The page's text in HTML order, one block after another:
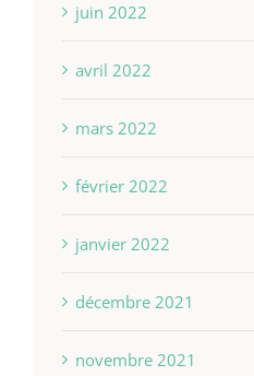
juin 2022
avril 2022
mars 2022
février 2022
janvier 2022
décembre 2021
novembre 2021